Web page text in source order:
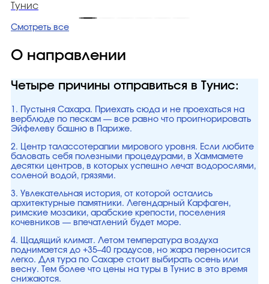
Тунис
Смотреть все
О направлении
Четыре причины отправиться в Тунис:
1. Пустыня Сахара. Приехать сюда и не проехаться на
верблюде по пескам — все равно что проигнорировать
Эйфелеву башню в Париже.
2. Центр талассотерапии мирового уровня. Если любите
баловать себя полезными процедурами, в Хаммамете
десятки центров, в которых успешно лечат водорослями,
соленой водой, грязями.
3. Увлекательная история, от которой остались
архитектурные памятники. Легендарный Карфаген,
римские мозаики, арабские крепости, поселения
кочевников — впечатлений будет море.
4. Щадящий климат. Летом температура воздуха
поднимается до +35–40 градусов, но жара переносится
легко. Для тура по Сахаре стоит выбирать осень или
весну. Тем более что цены на туры в Тунис в это время
снижаются.